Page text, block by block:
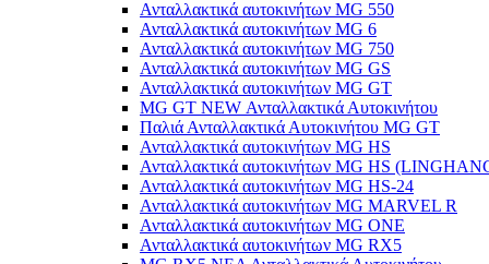
Ανταλλακτικά αυτοκινήτων MG 550
Ανταλλακτικά αυτοκινήτων MG 6
Ανταλλακτικά αυτοκινήτων MG 750
Ανταλλακτικά αυτοκινήτων MG GS
Ανταλλακτικά αυτοκινήτων MG GT
MG GT NEW Ανταλλακτικά Αυτοκινήτου
Παλιά Ανταλλακτικά Αυτοκινήτου MG GT
Ανταλλακτικά αυτοκινήτων MG HS
Ανταλλακτικά αυτοκινήτων MG HS
Ανταλλακτικά αυτοκινήτων MG HS-24
Ανταλλακτικά αυτοκινήτων MG MARVEL R
Ανταλλακτικά αυτοκινήτων MG ONE
Ανταλλακτικά αυτοκινήτων MG RX5